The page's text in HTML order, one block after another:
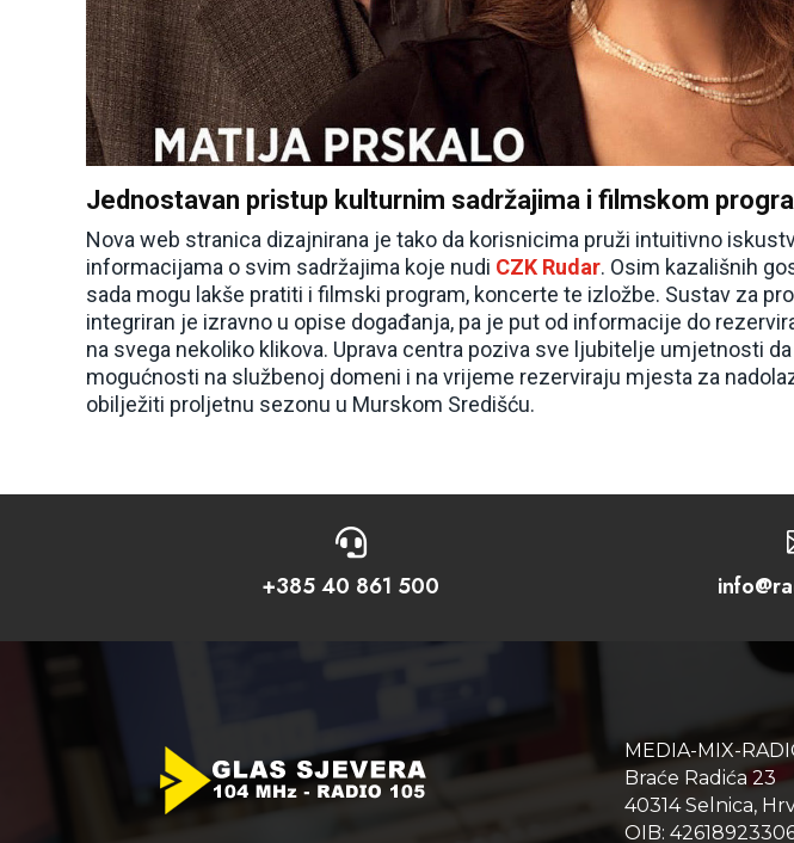
Jednostavan pristup kulturnim sadržajima i filmskom
Nova web stranica dizajnirana je tako da korisnicima pruži intuitivno
informacijama o svim sadržajima koje nudi CZK Rudar. Osim kazališnih
sada mogu lakše pratiti i filmski program, koncerte te izložbe. Sustav za
integriran je izravno u opise događanja, pa je put od informacije do
na svega nekoliko klikova. Uprava centra poziva sve ljubitelje umjetnosti
mogućnosti na službenoj domeni i na vrijeme rezerviraju mjesta za
obilježiti proljetnu sezonu u Murskom Središću.

+385 40 861 500
MEDIA-MIX-
Braće Radića 23
40314 Selnica,
OIB: